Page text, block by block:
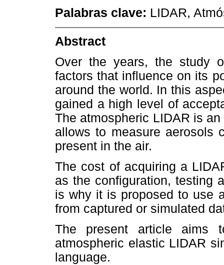
Palabras clave: LIDAR,
Abstract
Over the years, the study
factors that influence on its
around the world. In this
gained a high level of
The atmospheric LIDAR is
allows to measure aerosols
present in the air.
The cost of acquiring a
as the configuration, testing
is why it is proposed to use
from captured or simulated
The present article aims
atmospheric elastic LIDAR
language.